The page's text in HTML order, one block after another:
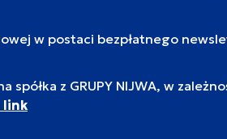
w postaci bezpłatnego
z GRUPY NIJWA, w
link